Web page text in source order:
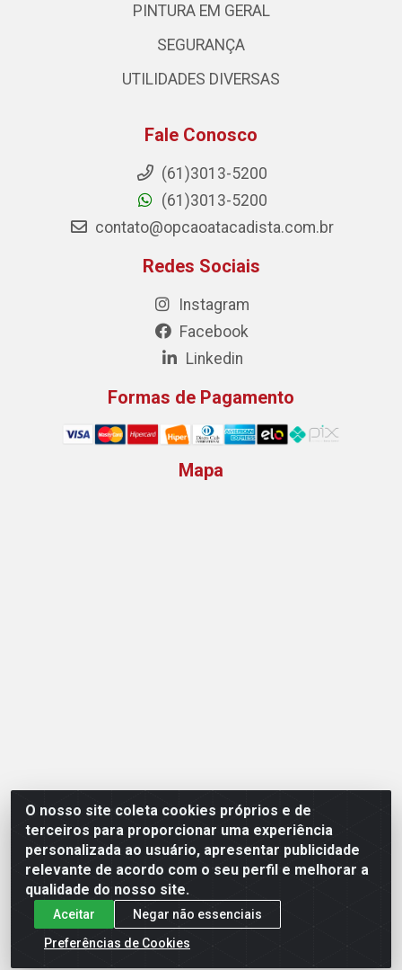
O nosso site coleta cookies próprios e de
terceiros para proporcionar uma experiência
personalizada ao usuário, apresentar publicidade
relevante de acordo com o seu perfil e melhorar a
qualidade do nosso site.
Aceitar
Negar não essenciais
Preferências de Cookies
PINTURA EM GERAL
SEGURANÇA
UTILIDADES DIVERSAS
Fale Conosco
(61)3013-5200
(61)3013-5200
contato@opcaoatacadista.com.br
Redes Sociais
Instagram
Facebook
Linkedin
Formas de Pagamento
Mapa
Opção Atacadista - Setor De Industria Qi 21 Lt 23 A 41, SN -
Setor Industrial (Ceilândia), Brasília/DF - CEP 72265-210 -
CNPJ 17.244.285/0001-09